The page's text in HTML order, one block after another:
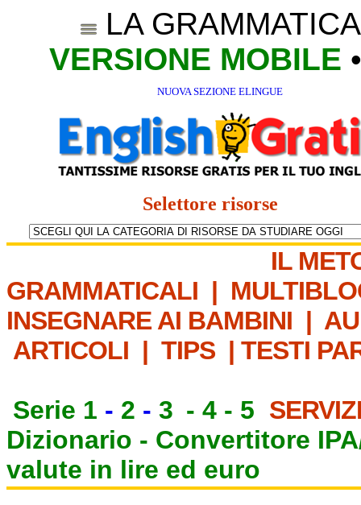
LA
VERSIONE MOBILE
NUOVA SEZIONE ELINGUE
Selettore risorse
IL
GRAMMATICALI |
INSEGNARE AI BAMBINI |
ARTICOLI | TIPS | TESTI
Serie 1 - 2 - 3 - 4 - 5
Dizionario - Convertitore
valute in lire ed euro